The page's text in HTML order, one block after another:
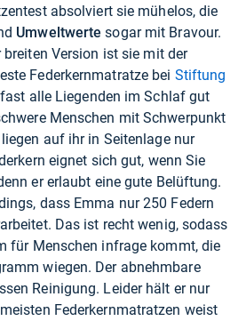
absolviert sie mühelos, die
Umweltwerte sogar mit Bravour.
Version ist sie mit der
Federkernmatratze bei Stiftung
alle Liegenden im Schlaf gut
Menschen mit Schwerpunkt
auf ihr in Seitenlage nur
eignet sich gut, wenn Sie
er erlaubt eine gute Belüftung.
dass Emma nur 250 Federn
Das ist recht wenig, sodass
für Menschen infrage kommt, die
wiegen. Der abnehmbare
Reinigung. Leider hält er nur
Federkernmatratzen weist